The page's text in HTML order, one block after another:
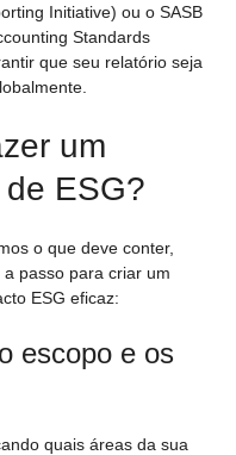
Initiative) ou o SASB
Standards
que seu relatório seja
um
ESG?
o que deve conter,
passo para criar um
ESG eficaz:
escopo e os
quais áreas da sua